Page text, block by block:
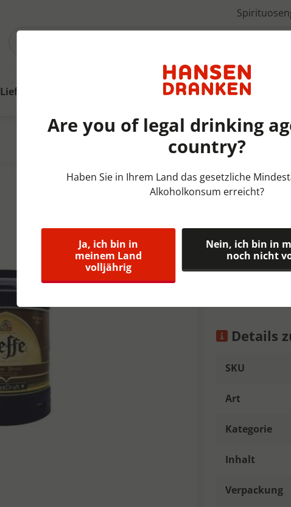
Lieferanten
Fustbieren
Leffe
ltr
Leffe Dubbel
een volle,
Details
SKU
Art
Kategorie
Inhalt
Verpackung
Are you of legal drinking
country?
Haben Sie in Ihrem Land das gesetzliche
Alkoholkonsum erreicht?
Ja, ich bin in
meinem Land
volljährig
Nein, ich bin in
noch nicht